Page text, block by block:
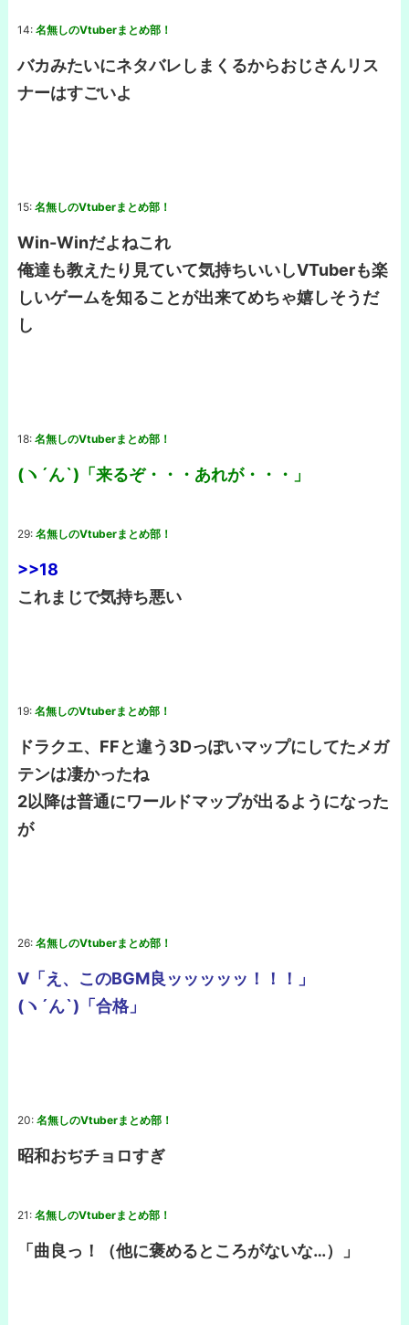
14: 名無しのVtuberまとめ部！
バカみたいにネタバレしまくるからおじさんリス
ナーはすごいよ
15: 名無しのVtuberまとめ部！
Win-Winだよねこれ
俺達も教えたり見ていて気持ちいいしVTuberも楽
しいゲームを知ることが出来てめちゃ嬉しそうだ
し
18: 名無しのVtuberまとめ部！
(ヽ´ん`)「来るぞ・・・あれが・・・」
29: 名無しのVtuberまとめ部！
>>18
これまじで気持ち悪い
19: 名無しのVtuberまとめ部！
ドラクエ、FFと違う3Dっぽいマップにしてたメガ
テンは凄かったね
2以降は普通にワールドマップが出るようになった
が
26: 名無しのVtuberまとめ部！
V「え、このBGM良ッッッッッ！！！」
(ヽ´ん`)「合格」
20: 名無しのVtuberまとめ部！
昭和おぢチョロすぎ
21: 名無しのVtuberまとめ部！
「曲良っ！（他に褒めるところがないな…）」